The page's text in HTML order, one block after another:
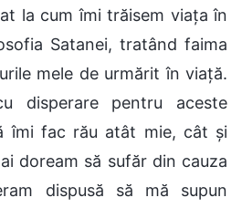
la cum îmi trăisem viața în
Satanei, tratând faima
mele de urmărit în viață.
disperare pentru aceste
îmi fac rău atât mie, cât și
doream să sufăr din cauza
dispusă să mă supun